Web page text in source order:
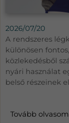
2026/07/20
A rendszeres
különösen
közlekedésből
nyári használat
belső részeinek
Tovább olvasom